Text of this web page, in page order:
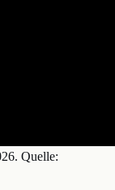
Quelle: